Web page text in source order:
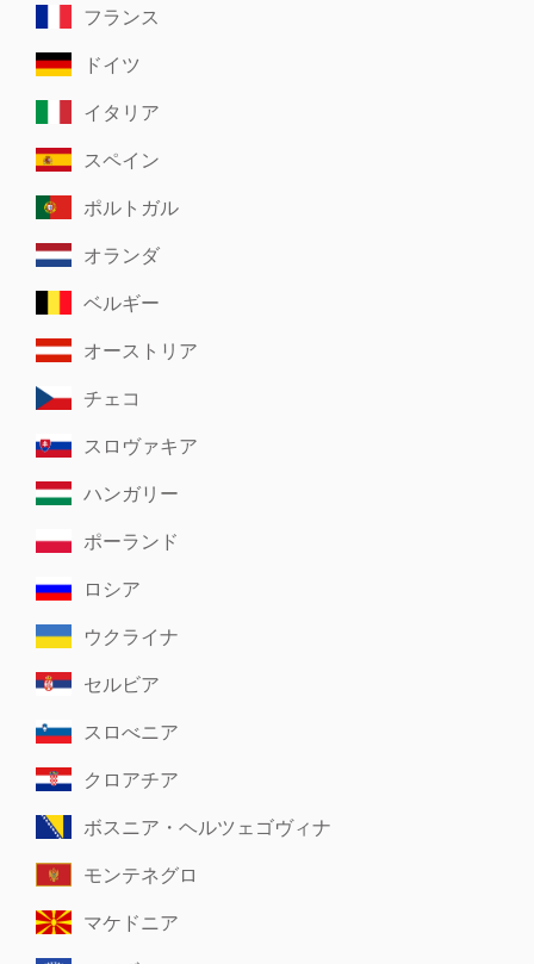
フランス
ドイツ
イタリア
スペイン
ポルトガル
オランダ
ベルギー
オーストリア
チェコ
スロヴァキア
ハンガリー
ポーランド
ロシア
ウクライナ
セルビア
スロべニア
クロアチア
ボスニア・ヘルツェゴヴィナ
モンテネグロ
マケドニア